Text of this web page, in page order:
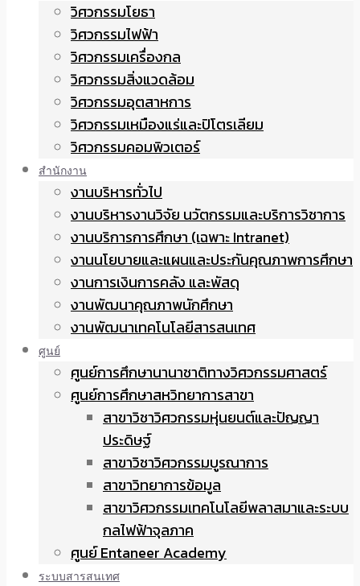
วิศวกรรมโยธา
วิศวกรรมไฟฟ้า
วิศวกรรมเครื่องกล
วิศวกรรมสิ่งแวดล้อม
วิศวกรรมอุตสาหการ
วิศวกรรมเหมืองแร่และปิโตรเลียม
วิศวกรรมคอมพิวเตอร์
สำนักงาน
งานบริหารทั่วไป
งานบริหารงานวิจัย นวัตกรรมและบริการวิชาการ
งานบริการการศึกษา (เฉพาะ Intranet)
งานนโยบายและแผนและประกันคุณภาพการศึกษา
งานการเงินการคลัง และพัสดุ
งานพัฒนาคุณภาพนักศึกษา
งานพัฒนาเทคโนโลยีสารสนเทศ
ศูนย์
ศูนย์การศึกษานานาชาติทางวิศวกรรมศาสตร์
ศูนย์การศึกษาสหวิทยาการสาขา
สาขาวิชาวิศวกรรมหุ่นยนต์และปัญญา
ประดิษฐ์
สาขาวิชาวิศวกรรมบูรณาการ
สาขาวิทยาการข้อมูล
สาขาวิศวกรรมเทคโนโลยีพลาสมาและระบบ
กลไฟฟ้าจุลภาค
ศูนย์ Entaneer Academy
ระบบสารสนเทศ